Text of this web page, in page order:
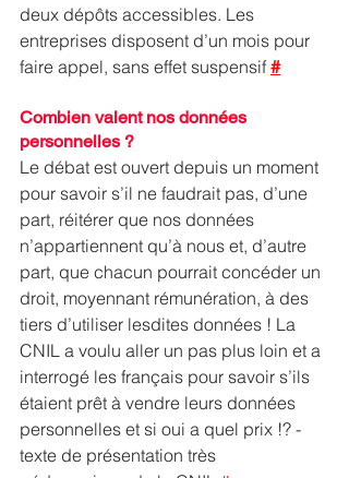
deux dépôts accessibles. Les
entreprises disposent d’un mois pour
faire appel, sans effet suspensif #
Combien valent nos données
personnelles ?
Le débat est ouvert depuis un moment
pour savoir s’il ne faudrait pas, d’une
part, réitérer que nos données
n’appartiennent qu’à nous et, d’autre
part, que chacun pourrait concéder un
droit, moyennant rémunération, à des
tiers d’utiliser lesdites données ! La
CNIL a voulu aller un pas plus loin et a
interrogé les français pour savoir s’ils
étaient prêt à vendre leurs données
personnelles et si oui a quel prix !? -
texte de présentation très